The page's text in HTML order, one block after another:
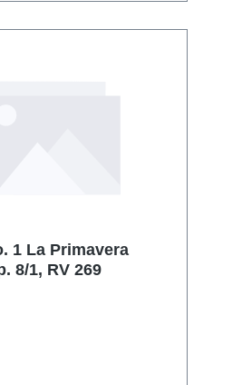
1 La Primavera
8/1, RV 269